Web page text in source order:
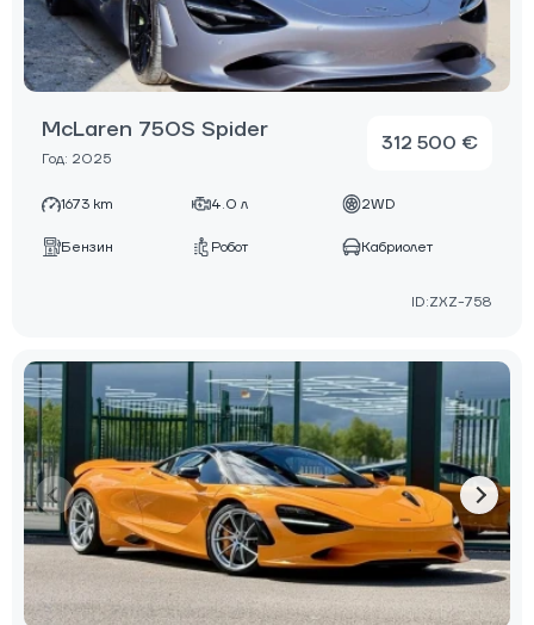
McLaren 750S Spider
Год: 2025
312 500 €
1673 km 4.0 л 2WD
Бензин Робот Кабриолет
ID:ZXZ-758